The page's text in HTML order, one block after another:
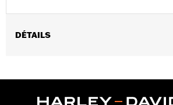
DÉTAILS
Instructions d’installation